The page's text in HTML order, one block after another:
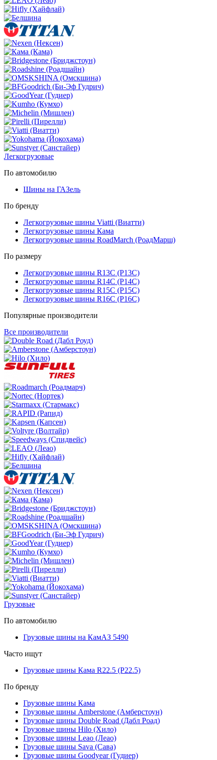
Легкогрузовые
По автомобилю
Шины на ГАЗель
По бренду
Легкогрузовые шины Viatti (Виатти)
Легкогрузовые шины Кама
Легкогрузовые шины RoadMarch (РоадМарш)
По размеру
Легкогрузовые шины R13C (Р13С)
Легкогрузовые шины R14C (Р14С)
Легкогрузовые шины R15C (Р15С)
Легкогрузовые шины R16C (Р16С)
Популярные производители
Все производители
Грузовые
По автомобилю
Грузовые шины на КамАЗ 5490
Часто ищут
Грузовые шины Кама R22.5 (Р22.5)
По бренду
Грузовые шины Кама
Грузовые шины Amberstone (Амберстоун)
Грузовые шины Double Road (Дабл Роад)
Грузовые шины Hilo (Хило)
Грузовые шины Leao (Леао)
Грузовые шины Sava (Сава)
Грузовые шины Goodyear (Гудиер)